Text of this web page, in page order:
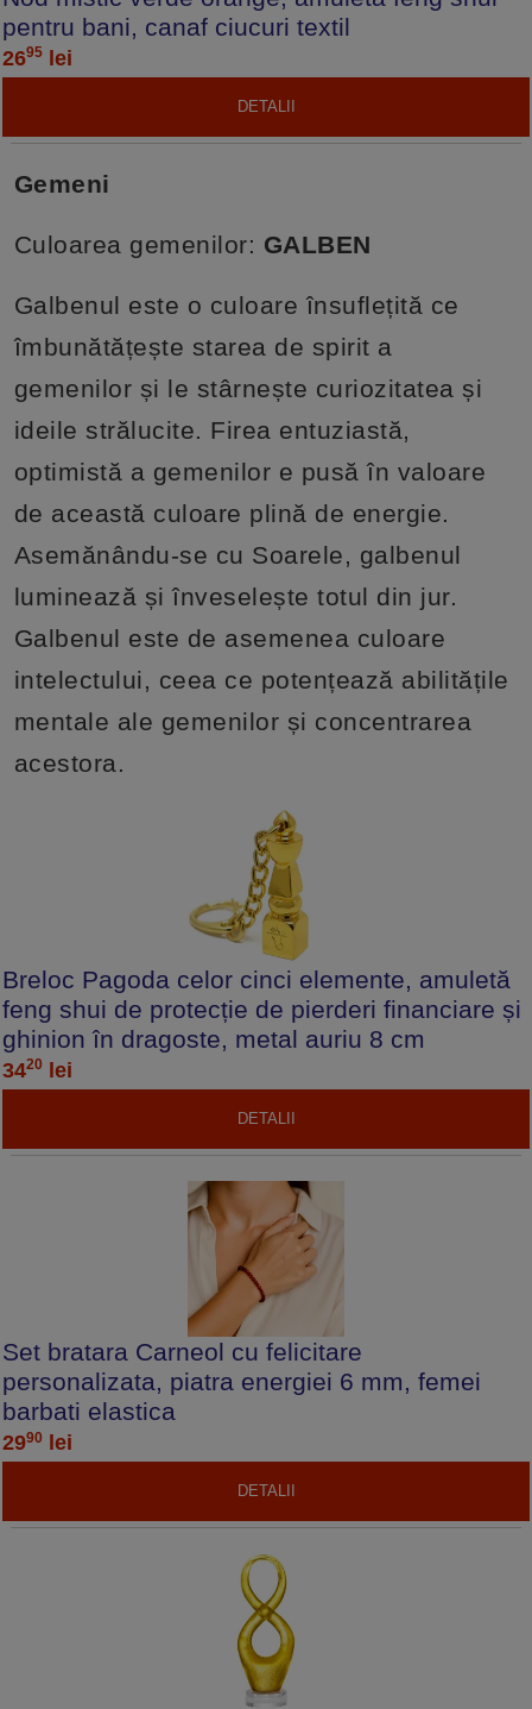
pentru bani, canaf ciucuri textil
2695 lei
DETALII
Gemeni
Culoarea gemenilor: GALBEN
Galbenul este o culoare însuflețită ce
îmbunătățește starea de spirit a
gemenilor și le stârnește curiozitatea și
ideile strălucite. Firea entuziastă,
optimistă a gemenilor e pusă în valoare
de această culoare plină de energie.
Asemănându-se cu Soarele, galbenul
luminează și înveselește totul din jur.
Galbenul este de asemenea culoare
intelectului, ceea ce potențează abilitățile
mentale ale gemenilor și concentrarea
acestora.
Breloc Pagoda celor cinci elemente, amuletă
feng shui de protecție de pierderi financiare și
ghinion în dragoste, metal auriu 8 cm
3420 lei
DETALII
Set bratara Carneol cu felicitare
personalizata, piatra energiei 6 mm, femei
barbati elastica
2990 lei
DETALII